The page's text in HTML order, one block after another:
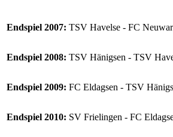
Endspiel 2007: TSV Havelse - FC
Endspiel 2008: TSV Hänigsen - TSV
Endspiel 2009: FC Eldagsen - TSV
Endspiel 2010: SV Frielingen - FC